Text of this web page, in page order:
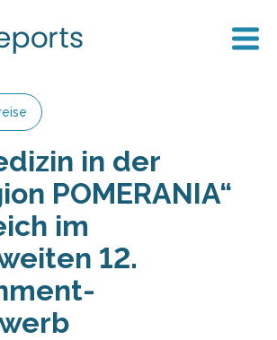
in der
POMERANIA“
im
12.